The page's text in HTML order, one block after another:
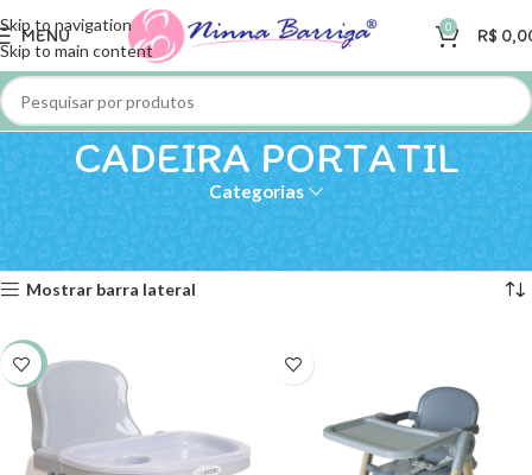
Skip to navigation
Skip to main content
MENU 0 R$
CADEIRA PORTATIL
Categorias
Início » ALIMENTAÇÃO » CADEIRA PORTATIL
Mostrar barra lateral
-10%